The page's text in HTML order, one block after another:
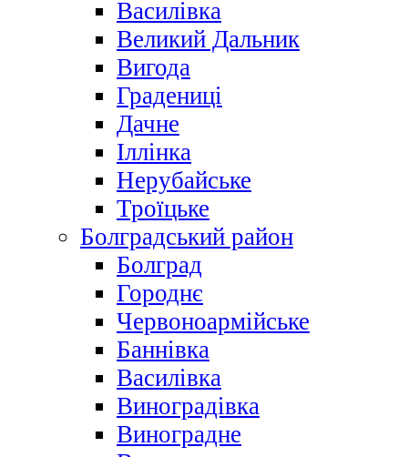
Василівка
Великий Дальник
Вигода
Градениці
Дачне
Іллінка
Нерубайське
Троїцьке
Болградський район
Болград
Городнє
Червоноармійське
Баннівка
Василівка
Виноградівка
Виноградне